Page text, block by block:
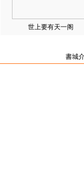
世上要有天一阁
書城